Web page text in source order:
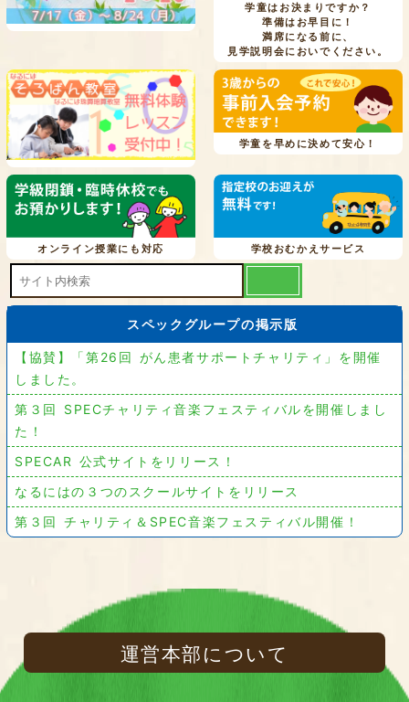
学童はお決まりですか？
準備はお早目に！
満席になる前に、
見学説明会においでください。
学童を早めに決めて安心！
オンライン授業にも対応 学校おむかえサービス
スペックグループの掲示版
【協賛】「第26回 がん患者サポートチャリティ」を開催
しました。
第３回 SPECチャリティ音楽フェスティバルを開催しまし
た！
SPECAR 公式サイトをリリース！
なるにはの３つのスクールサイトをリリース
第３回 チャリティ＆SPEC音楽フェスティバル開催！
運営本部について